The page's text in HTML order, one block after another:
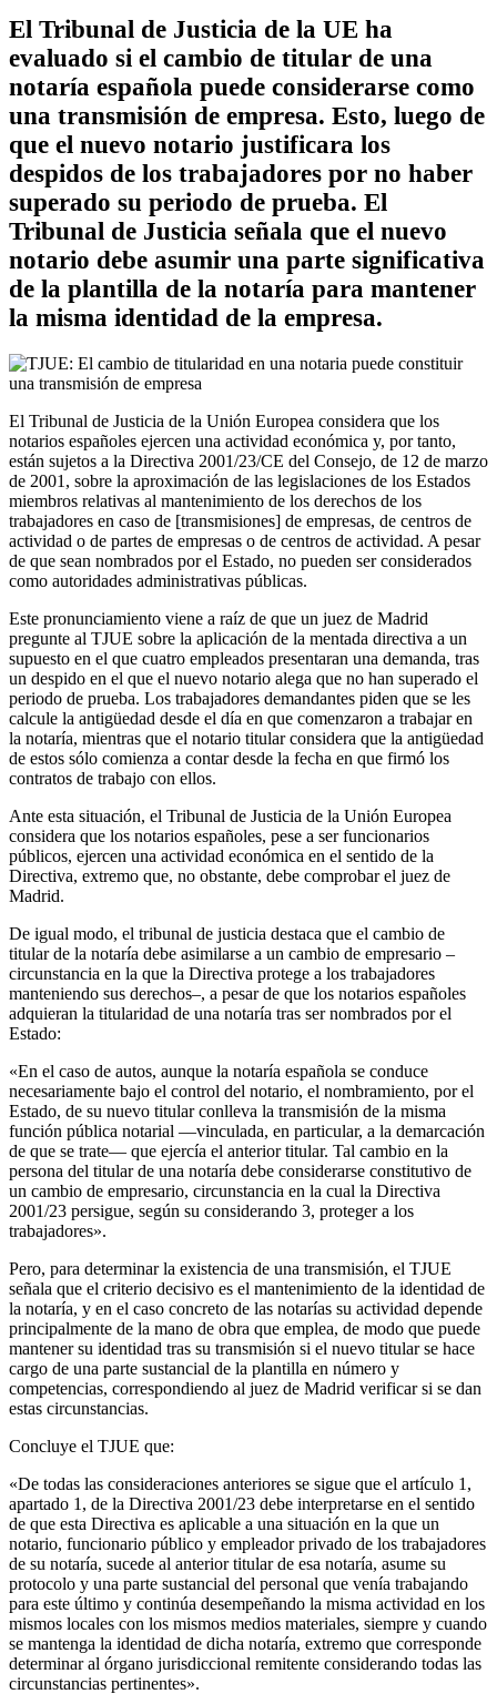
El Tribunal de Justicia de la UE ha
evaluado si el cambio de titular de una
notaría española puede considerarse como
una transmisión de empresa. Esto, luego de
que el nuevo notario justificara los
despidos de los trabajadores por no haber
superado su periodo de prueba. El
Tribunal de Justicia señala que el nuevo
notario debe asumir una parte significativa
de la plantilla de la notaría para mantener
la misma identidad de la empresa.
El Tribunal de Justicia de la Unión Europea considera que los
notarios españoles ejercen una actividad económica y, por tanto,
están sujetos a la Directiva 2001/23/CE del Consejo, de 12 de marzo
de 2001, sobre la aproximación de las legislaciones de los Estados
miembros relativas al mantenimiento de los derechos de los
trabajadores en caso de [transmisiones] de empresas, de centros de
actividad o de partes de empresas o de centros de actividad. A pesar
de que sean nombrados por el Estado, no pueden ser considerados
como autoridades administrativas públicas.
Este pronunciamiento viene a raíz de que un juez de Madrid
pregunte al TJUE sobre la aplicación de la mentada directiva a un
supuesto en el que cuatro empleados presentaran una demanda, tras
un despido en el que el nuevo notario alega que no han superado el
periodo de prueba. Los trabajadores demandantes piden que se les
calcule la antigüedad desde el día en que comenzaron a trabajar en
la notaría, mientras que el notario titular considera que la antigüedad
de estos sólo comienza a contar desde la fecha en que firmó los
contratos de trabajo con ellos.
Ante esta situación, el Tribunal de Justicia de la Unión Europea
considera que los notarios españoles, pese a ser funcionarios
públicos, ejercen una actividad económica en el sentido de la
Directiva, extremo que, no obstante, debe comprobar el juez de
Madrid.
De igual modo, el tribunal de justicia destaca que el cambio de
titular de la notaría debe asimilarse a un cambio de empresario –
circunstancia en la que la Directiva protege a los trabajadores
manteniendo sus derechos–, a pesar de que los notarios españoles
adquieran la titularidad de una notaría tras ser nombrados por el
Estado:
«En el caso de autos, aunque la notaría española se conduce
necesariamente bajo el control del notario, el nombramiento, por el
Estado, de su nuevo titular conlleva la transmisión de la misma
función pública notarial —vinculada, en particular, a la demarcación
de que se trate— que ejercía el anterior titular. Tal cambio en la
persona del titular de una notaría debe considerarse constitutivo de
un cambio de empresario, circunstancia en la cual la Directiva
2001/23 persigue, según su considerando 3, proteger a los
trabajadores».
Pero, para determinar la existencia de una transmisión, el TJUE
señala que el criterio decisivo es el mantenimiento de la identidad de
la notaría, y en el caso concreto de las notarías su actividad depende
principalmente de la mano de obra que emplea, de modo que puede
mantener su identidad tras su transmisión si el nuevo titular se hace
cargo de una parte sustancial de la plantilla en número y
competencias, correspondiendo al juez de Madrid verificar si se dan
estas circunstancias.
Concluye el TJUE que:
«De todas las consideraciones anteriores se sigue que el artículo 1,
apartado 1, de la Directiva 2001/23 debe interpretarse en el sentido
de que esta Directiva es aplicable a una situación en la que un
notario, funcionario público y empleador privado de los trabajadores
de su notaría, sucede al anterior titular de esa notaría, asume su
protocolo y una parte sustancial del personal que venía trabajando
para este último y continúa desempeñando la misma actividad en los
mismos locales con los mismos medios materiales, siempre y cuando
se mantenga la identidad de dicha notaría, extremo que corresponde
determinar al órgano jurisdiccional remitente considerando todas las
circunstancias pertinentes».